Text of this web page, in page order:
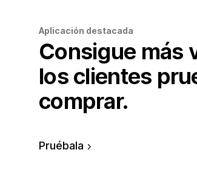
Aplicación destacada
Consigue más
los clientes
comprar.
Pruébala